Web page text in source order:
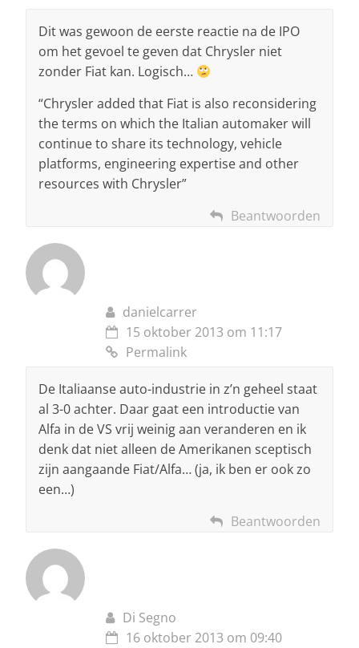
Dit was gewoon de eerste reactie na de IPO
om het gevoel te geven dat Chrysler niet
zonder Fiat kan. Logisch…
“Chrysler added that Fiat is also reconsidering
the terms on which the Italian automaker will
continue to share its technology, vehicle
platforms, engineering expertise and other
resources with Chrysler”
Beantwoorden
danielcarrer
15 oktober 2013 om 11:17
Permalink
De Italiaanse auto-industrie in z’n geheel staat
al 3-0 achter. Daar gaat een introductie van
Alfa in de VS vrij weinig aan veranderen en ik
denk dat niet alleen de Amerikanen sceptisch
zijn aangaande Fiat/Alfa… (ja, ik ben er ook zo
een…)
Beantwoorden
Di Segno
16 oktober 2013 om 09:40